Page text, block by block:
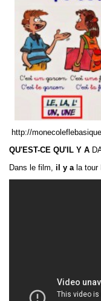
http://
QU'EST-CE QU'IL Y A
Dans le film, il y a la